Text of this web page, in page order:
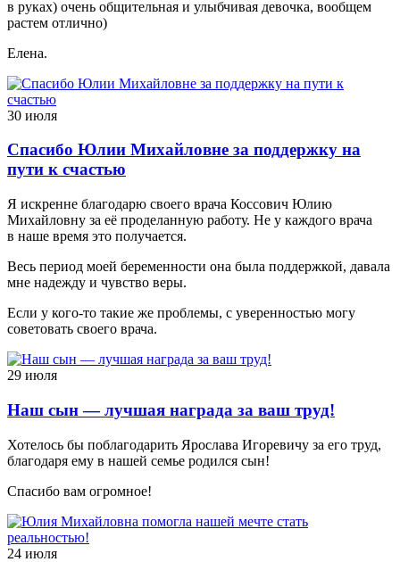
в руках) очень общительная и улыбчивая девочка, вообщем
растем отлично)
Елена.
30 июля
Спасибо Юлии Михайловне за поддержку на
пути к счастью
Я искренне благодарю своего врача Коссович Юлию
Михайловну за её проделанную работу. Не у каждого врача
в наше время это получается.
Весь период моей беременности она была поддержкой, давала
мне надежду и чувство веры.
Если у кого-то такие же проблемы, с уверенностью могу
советовать своего врача.
29 июля
Наш сын — лучшая награда за ваш труд!
Хотелось бы поблагодарить Ярослава Игоревичу за его труд,
благодаря ему в нашей семье родился сын!
Спасибо вам огромное!
24 июля